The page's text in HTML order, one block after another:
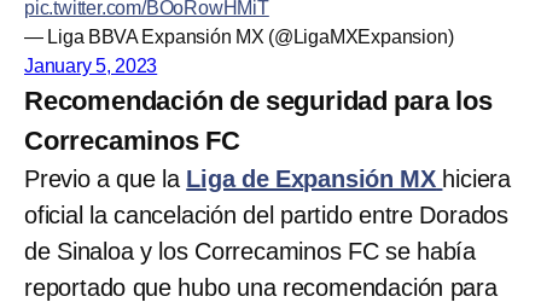
pic.twitter.com/BOoRowHMiT
— Liga BBVA Expansión MX (@LigaMXExpansion)
January 5, 2023
Recomendación de seguridad para los
Correcaminos FC
Previo a que la Liga de Expansión MX hiciera
oficial la cancelación del partido entre Dorados
de Sinaloa y los Correcaminos FC se había
reportado que hubo una recomendación para